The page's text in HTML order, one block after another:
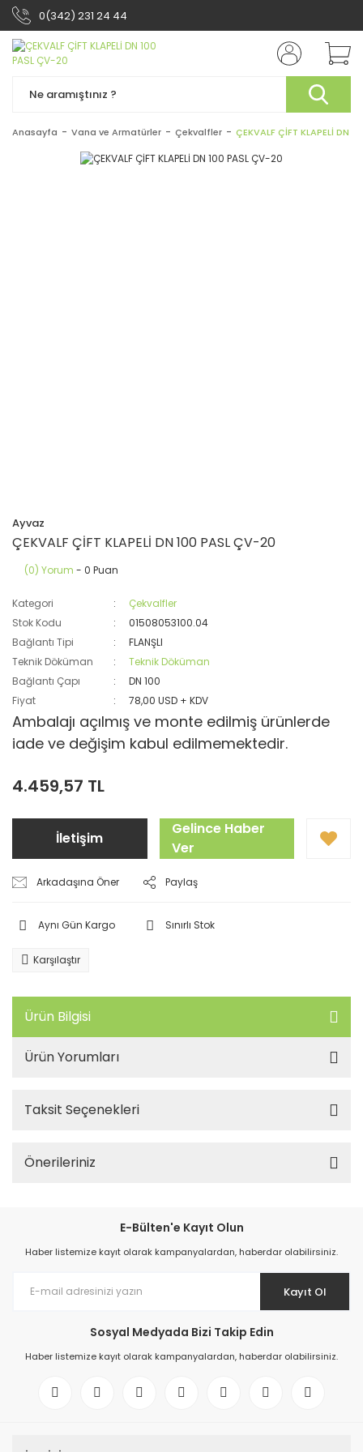
0(342) 231 24 44
Anasayfa Vana ve Armatürler Çekvalfler ÇEKVALF ÇİFT KLAPELİ DN
Ayvaz
ÇEKVALF ÇİFT KLAPELİ DN 100 PASL ÇV-20
(0) Yorum - 0 Puan
Kategori
Çekvalfler
Stok Kodu
01508053100.04
Bağlantı Tipi
FLANŞLI
Teknik Döküman
Teknik Döküman
Bağlantı Çapı
DN 100
Fiyat
78,00 USD + KDV
Ambalajı açılmış ve monte edilmiş ürünlerde
iade ve değişim kabul edilmemektedir.
4.459,57 TL
İletişim
Gelince Haber
Ver
Arkadaşına Öner Paylaş
Aynı Gün Kargo Sınırlı Stok
Karşılaştır
Ürün Bilgisi
Ürün Yorumları
Taksit Seçenekleri
Önerileriniz
E-Bülten'e Kayıt Olun
Haber listemize kayıt olarak kampanyalardan, haberdar olabilirsiniz.
Kayıt Ol
Sosyal Medyada Bizi Takip Edin
Haber listemize kayıt olarak kampanyalardan, haberdar olabilirsiniz.